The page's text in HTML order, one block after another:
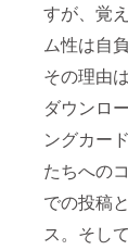
すが、覚
ム性は自
その理由
ダウンロ
ングカー
たちへの
での投稿
ス。そし